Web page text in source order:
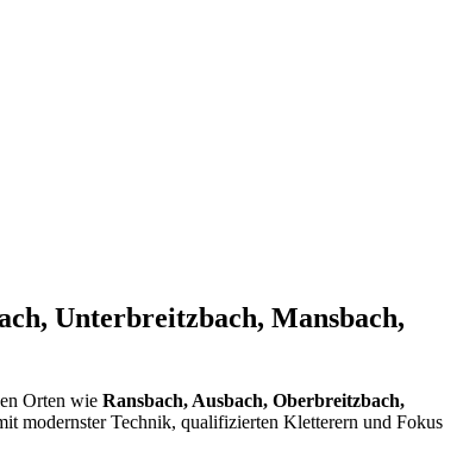
Unterbreitzbach, Mansbach,
Orten wie Ransbach, Ausbach, Oberbreitzbach,
modernster Technik, qualifizierten Kletterern und Fokus